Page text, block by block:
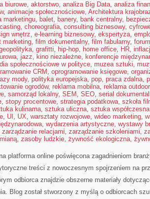
biurowe, aktorstwo, analiza Big Data, analiza
, animacje społecznościowe, Architektura
marketingu, balet, banery, bank centralny,
casting, choreografia, consulting biznesowy,
wnętrz, e-learning biznesowy, ekspertyza,
marketing, film dokumentalny, film fabularny,
, grafitti, hip-hop, home office, HR,
, jazz, kino niezależne, konferencje
społecznościowe w polityce, muzea sztuki,
CRM, oprogramowanie księgowe,
mody, polityka europejska, pop, praca zdalna,
ogrodów, reklama mobilna, reklama outdoor
, samorząd lokalny, SEM , SEO, serial
, stopy procentowe, strategia podatkowa, szkoła
kulinarna, sztuka uliczna, sztuka współczesna
, UI , UX, warsztaty rozwojowe, wideo marketing,
, wydarzenia artystyczne, wystawy
zarządzanie relacjami, zarządzanie szkoleniami,
, zasoby ludzkie, żywność ekologiczna,
platforma online poświęcona zagadnieniom
treści z nowoczesnym spojrzeniem na
odbiorca znajdzie obszerne materiały
Blog został stworzony z myślą o odbiorcach